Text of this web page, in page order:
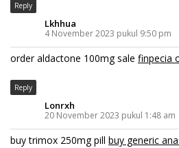
Reply
Lkhhua
4 November 2023 pukul 9:50 pm
order aldactone 100mg sale finpecia
Reply
Lonrxh
20 November 2023 pukul 1:48 am
buy trimox 250mg pill buy generic